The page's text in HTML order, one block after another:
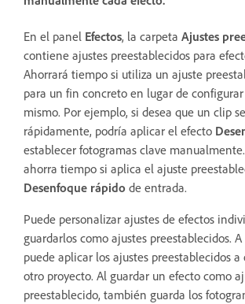
En el panel Efectos, la carpeta Ajustes
contiene ajustes preestablecidos para
Ahorrará tiempo si utiliza un ajuste
para un fin concreto en lugar de
mismo. Por ejemplo, si desea que un clip
rápidamente, podría aplicar el efecto
establecer fotogramas clave
ahorra tiempo si aplica el ajuste
Desenfoque rápido de entrada.
Puede personalizar ajustes de efectos
guardarlos como ajustes preestablecidos.
puede aplicar los ajustes preestablecidos a
otro proyecto. Al guardar un efecto como
preestablecido, también guarda los